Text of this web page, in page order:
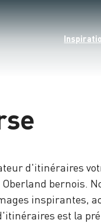
d'itinéraires
bernois.
inspirantes,
est la